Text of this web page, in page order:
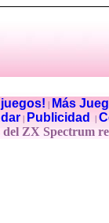
juegos! Más
Publicidad
del ZX Spectrum